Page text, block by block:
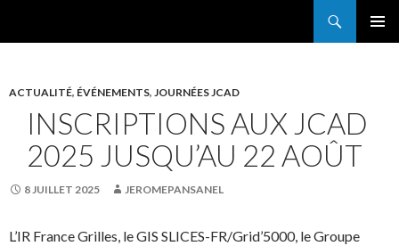
ACTUALITÉ, ÉVÉNEMENTS, JOURNÉES JCAD
INSCRIPTIONS AUX JCAD
2025 JUSQU’AU 22 AOÛT
8 JUILLET 2025 JEROMEPANSANEL
L’IR France Grilles, le GIS SLICES-FR/Grid’5000, le Groupe